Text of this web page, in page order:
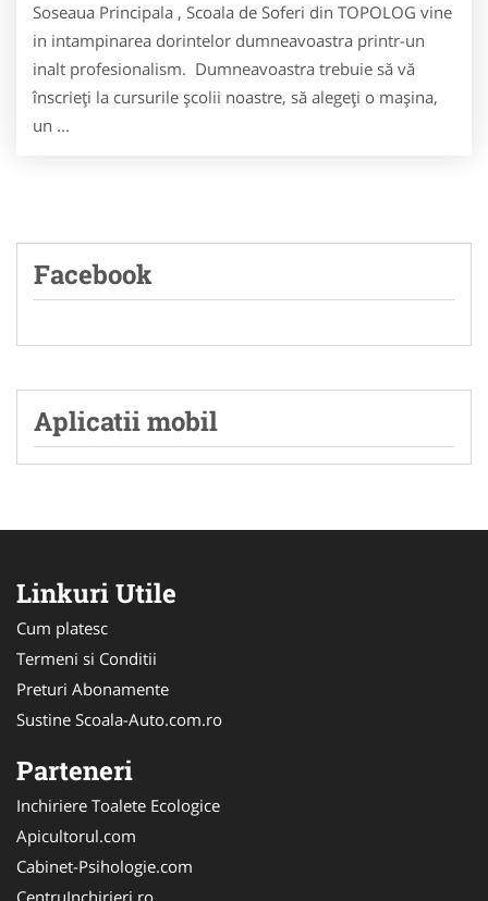
Soseaua Principala , Scoala de Soferi din TOPOLOG vine
in intampinarea dorintelor dumneavoastra printr-un
inalt profesionalism. Dumneavoastra trebuie să vă
înscrieţi la cursurile şcolii noastre, să alegeţi o maşina,
un ...
Facebook
Aplicatii mobil
Linkuri Utile
Cum platesc
Termeni si Conditii
Preturi Abonamente
Sustine Scoala-Auto.com.ro
Parteneri
Inchiriere Toalete Ecologice
Apicultorul.com
Cabinet-Psihologie.com